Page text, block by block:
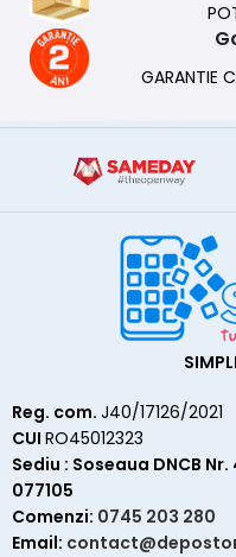
GARANTIE
Reg. com. J40/17126/2021
CUI RO45012323
Sediu : Soseaua DNCB
077105
Comenzi: 0745 203 280
Email: